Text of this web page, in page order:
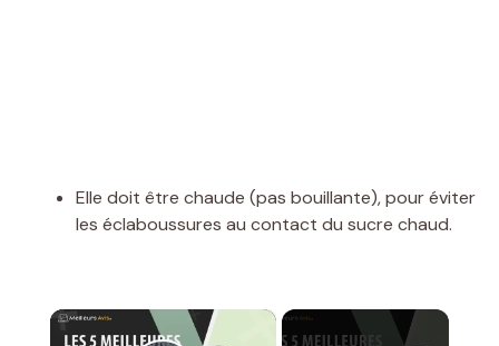
Elle doit être chaude (pas bouillante), pour éviter
les éclaboussures au contact du sucre chaud.
×